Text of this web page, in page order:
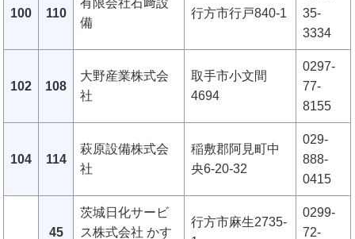
100 110
有限会社石﨑設
備
行方市行戸840-1
35-
3334
102 108
大野産業株式会
社
取手市小文間
4694
0297-
77-
8155
104 114
萩原設備株式会
社
稲敷郡阿見町中
央6-20-32
029-
888-
0415
45
茨城日化サービ
ス株式会社 かす
行方市麻生2735-
0299-
72-